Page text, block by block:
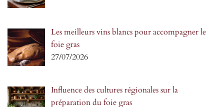
Les meilleurs vins blancs pour accompagner le
foie gras
27/07/2026
Influence des cultures régionales sur la
préparation du foie gras